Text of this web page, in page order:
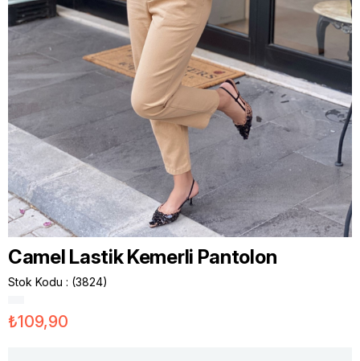
Camel Lastik Kemerli Pantolon
Stok Kodu (3824)
₺109,90